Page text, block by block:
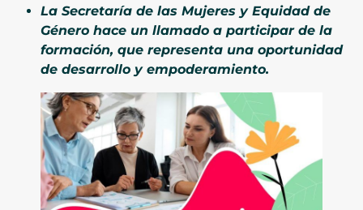
La Secretaría de las Mujeres y Equidad de
Género hace un llamado a participar de la
formación, que representa una oportunidad
de desarrollo y empoderamiento.